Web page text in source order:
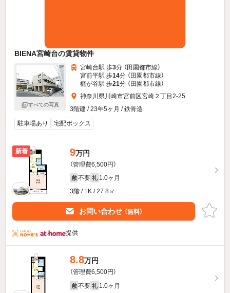
BIENA宮崎台の賃貸物件
すべての写真
宮崎台駅 歩3分 （田園都市線）
宮前平駅 歩14分 （田園都市線）
梶が谷駅 歩21分 （田園都市線）
神奈川県川崎市宮前区宮崎２丁目2-25
3階建 / 23年5ヶ月 / 鉄骨造
駐車場あり
宅配ボックス
新着 9万円
（管理費6,500円）
敷 不要 礼 1.0ヶ月
3階 / 1K / 27.8㎡
お問い合わせ （無料）
提供
8.8万円
（管理費6,500円）
敷 不要 礼 1.0ヶ月